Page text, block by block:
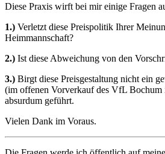
Diese Praxis wirft bei mir einige Fragen
1.) Verletzt diese Preispolitik Ihrer
Heimmannschaft?
2.) Ist diese Abweichung von den
3.) Birgt diese Preisgestaltung nicht ein
(im offenen Vorverkauf des VfL Bochum
absurdum geführt.
Vielen Dank im Voraus.